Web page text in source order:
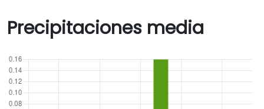
Precipitaciones media